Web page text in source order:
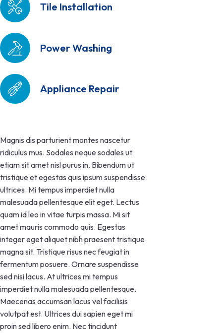
Tile Installation
Power Washing
Appliance Repair
Magnis dis parturient montes nascetur
ridiculus mus. Sodales neque sodales ut
etiam sit amet nisl purus in. Bibendum ut
tristique et egestas quis ipsum suspendisse
ultrices. Mi tempus imperdiet nulla
malesuada pellentesque elit eget. Lectus
quam id leo in vitae turpis massa. Mi sit
amet mauris commodo quis. Egestas
integer eget aliquet nibh praesent tristique
magna sit. Tristique risus nec feugiat in
fermentum posuere. Ornare suspendisse
sed nisi lacus. At ultrices mi tempus
imperdiet nulla malesuada pellentesque.
Maecenas accumsan lacus vel facilisis
volutpat est. Ultrices dui sapien eget mi
proin sed libero enim. Nec tincidunt